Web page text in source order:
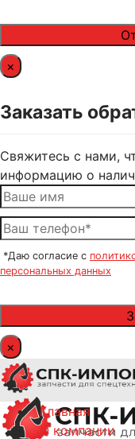
×
Заказать
Свяжитесь с нами,
информацию о
*Даю согласие с
персональных данных
×
Главная
О компании